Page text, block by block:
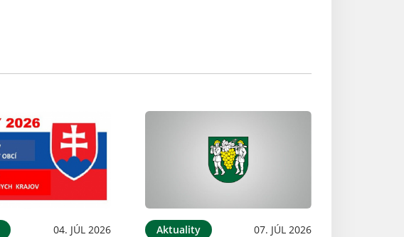
04. JÚL 2026 Aktuality 07. JÚL 2026